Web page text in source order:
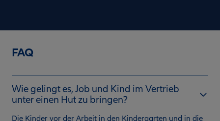
FAQ
Wie gelingt es, Job und Kind im Vertrieb
unter einen Hut zu bringen?
Die Kinder vor der Arbeit in den Kindergarten und in die